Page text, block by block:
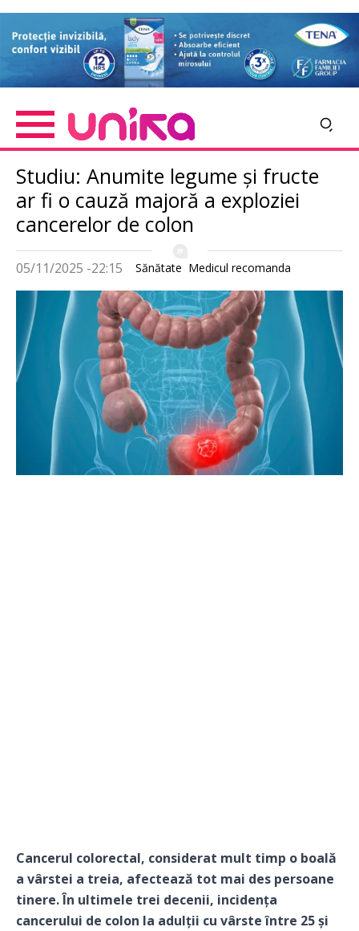
to
content
Studiu: Anumite legume și fructe
ar fi o cauză majoră a exploziei
cancerelor de colon
05/11/2025 -22:15 Sănătate Medicul recomanda
Imagine
Cancerul colorectal, considerat mult timp o boală
a vârstei a treia, afectează tot mai des persoane
tinere. În ultimele trei decenii, incidența
cancerului de colon la adulții cu vârste între 25 și